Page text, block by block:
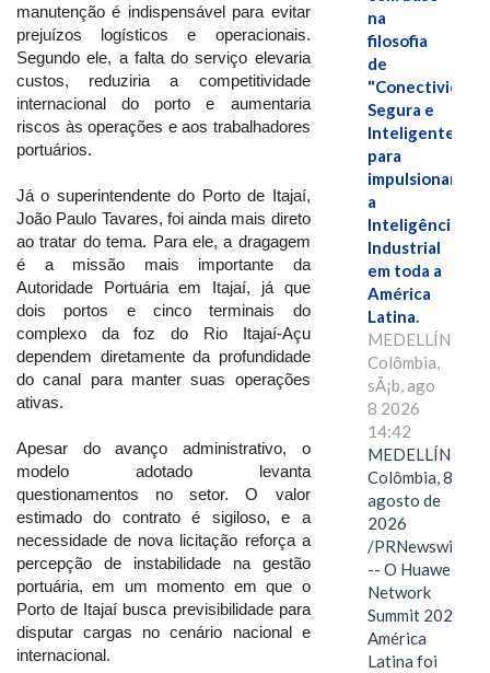
manutenção é indispensável para evitar
prejuízos logísticos e operacionais.
Segundo ele, a falta do serviço elevaria
custos, reduziria a competitividade
internacional do porto e aumentaria
riscos às operações e aos trabalhadores
portuários.
Já o superintendente do Porto de Itajaí,
João Paulo Tavares, foi ainda mais direto
ao tratar do tema. Para ele, a dragagem
é a missão mais importante da
Autoridade Portuária em Itajaí, já que
dois portos e cinco terminais do
complexo da foz do Rio Itajaí-Açu
dependem diretamente da profundidade
do canal para manter suas operações
ativas.
Apesar do avanço administrativo, o
modelo adotado levanta
questionamentos no setor. O valor
estimado do contrato é sigiloso, e a
necessidade de nova licitação reforça a
percepção de instabilidade na gestão
portuária, em um momento em que o
Porto de Itajaí busca previsibilidade para
disputar cargas no cenário nacional e
internacional.
na
filosofia
de
"Conectividade
Segura e
Inteligente"
para
impulsionar
a
Inteligência
Industrial
em toda a
América
Latina.
MEDELLÍN,
Colômbia,
sÃ¡b, ago
8 2026
14:42
MEDELLÍN,
Colômbia, 8 de
agosto de
2026
/PRNewswire/
-- O Huawei
Network
Summit 2026
América
Latina foi